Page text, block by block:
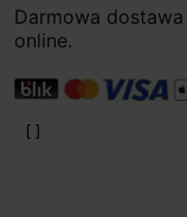
Darmowa
online.